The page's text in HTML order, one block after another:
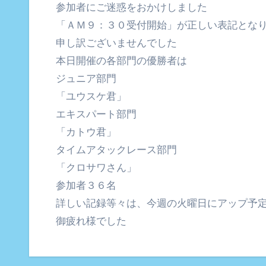
参加者にご迷惑をおかけしました
「ＡＭ９：３０受付開始」が正しい表記とな
申し訳ございませんでした
本日開催の各部門の優勝者は
ジュニア部門
「ユウスケ君」
エキスパート部門
「カトウ君」
タイムアタックレース部門
「クロサワさん」
参加者３６名
詳しい記録等々は、今週の火曜日にアップ予
御疲れ様でした